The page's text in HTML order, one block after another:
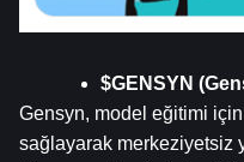
$GENSYN
Gensyn, model eğitimi için
sağlayarak merkeziyetsiz